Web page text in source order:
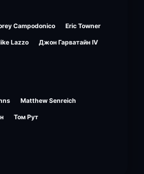
Campodonico Eric Towner
Lazzo Джон Гарватайн IV
Matthew Senreich
Том Рут